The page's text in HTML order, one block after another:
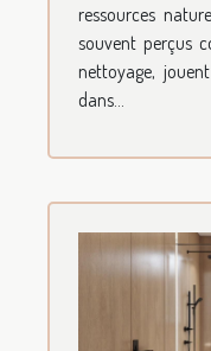
ressources
souvent perçus
nettoyage,
dans...